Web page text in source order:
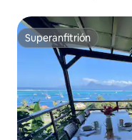
Superanfitrión
Superanfitrión